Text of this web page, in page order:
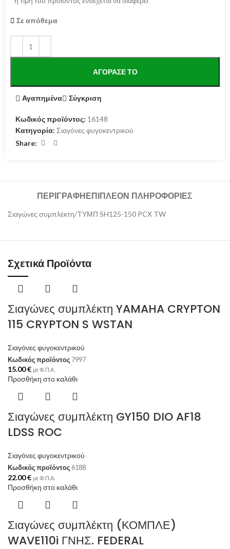
Σε απόθεμα
ΑΓΌΡΑΣΕ ΤΟ
Αγαπημένα Σύγκριση
Κωδικός προϊόντος: 16148
Κατηγορία: Σιαγόνες φυγοκεντρικού
Share:
ΠΕΡΙΓΡΑΦΉΕΠΙΠΛΈΟΝ ΠΛΗΡΟΦΟΡΊΕΣ
Σιαγώνες συμπλέκτη/TΥΜΠ SH125-150 PCX TW
Σχετικά Προϊόντα
Σιαγώνες συμπλέκτη YAMAHA CRYPTON
115 CRYPTON S WSTAN
Σιαγόνες φυγοκεντρικού
Κωδικός προϊόντος 7997
15.00€ με Φ.Π.Α.
Προσθήκη στο καλάθι
Σιαγώνες συμπλέκτη GY150 DIO AF18
LDSS ROC
Σιαγόνες φυγοκεντρικού
Κωδικός προϊόντος 6188
22.00€ με Φ.Π.Α.
Προσθήκη στο καλάθι
Σιαγώνες συμπλέκτη (ΚΟΜΠΛΕ)
WAVE110i ΓΝΗΣ. FEDERAL